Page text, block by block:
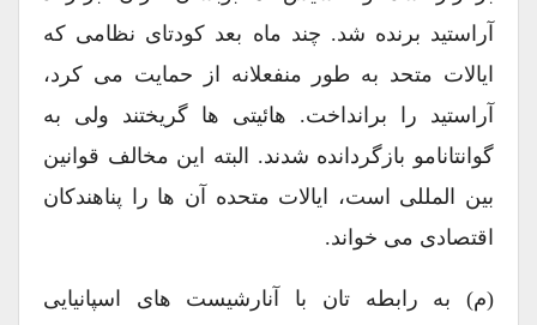
آراستید برنده شد. چند ماه بعد کودتای نظامی که
ایالات متحد به طور منفعلانه از حمایت می کرد،
آراستید را برانداخت. هائیتی ها گریختند ولی به
گوانتانامو بازگردانده شدند. البته این مخالف قوانین
بین المللی است، ایالات متحده آن ها را پناهندکان
اقتصادی می خواند.
(م) به رابطه تان با آنارشیست های اسپانیایی